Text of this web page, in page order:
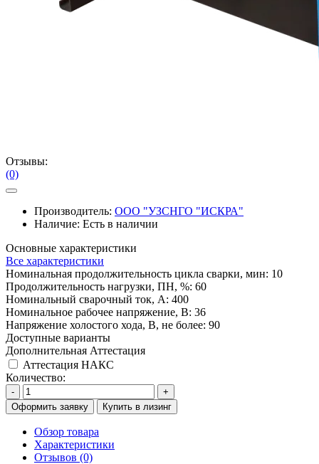
Отзывы:
(0)
Производитель: ООО "УЗСНГО "ИСКРА"
Наличие: Есть в наличии
Основные характеристики
Все характеристики
Номинальная продолжительность цикла сварки, мин: 10
Продолжительность нагрузки, ПН, %: 60
Номинальный сварочный ток, А: 400
Номинальное рабочее напряжение, В: 36
Напряжение холостого хода, В, не более: 90
Доступные варианты
Дополнительная Аттестация
Аттестация НАКС
Количество:
-
+
Оформить заявку
Купить в лизинг
Обзор товара
Характеристики
Отзывов (0)